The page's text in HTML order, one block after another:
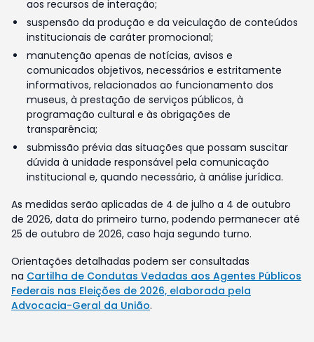
aos recursos de interação;
suspensão da produção e da veiculação de conteúdos
institucionais de caráter promocional;
manutenção apenas de notícias, avisos e
comunicados objetivos, necessários e estritamente
informativos, relacionados ao funcionamento dos
museus, à prestação de serviços públicos, à
programação cultural e às obrigações de
transparência;
submissão prévia das situações que possam suscitar
dúvida à unidade responsável pela comunicação
institucional e, quando necessário, à análise jurídica.
As medidas serão aplicadas de 4 de julho a 4 de outubro
de 2026, data do primeiro turno, podendo permanecer até
25 de outubro de 2026, caso haja segundo turno.
Orientações detalhadas podem ser consultadas
na Cartilha de Condutas Vedadas aos Agentes Públicos
Federais nas Eleições de 2026, elaborada pela
Advocacia-Geral da União.